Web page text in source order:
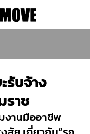
รับจ้าง
ราช
งานมืออาชีพ